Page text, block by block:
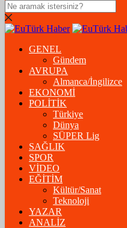
DOLAR
47,5574$% 0.18
EURO
54,8602€% 0.06
STERLİN
% 0.41
GRAM ALTIN
6.175,37%-1,31
ÇEYREK ALTIN
10.093,00%-1,09
BİTCOİN
GENEL
Gündem
AVRUPA
Almanca/İngilizce
EKONOMİ
POLİTİK
Türkiye
Dünya
SÜPER Lig
SAĞLIK
SPOR
VİDEO
EĞİTİM
Kültür/Sanat
Teknoloji
YAZAR
ANALİZ